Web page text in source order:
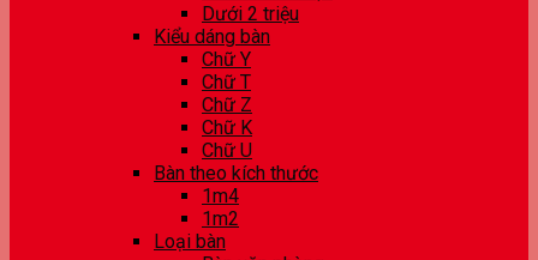
Dưới 2 triệu
Kiểu dáng bàn
Chữ Y
Chữ T
Chữ Z
Chữ K
Chữ U
Bàn theo kích thước
1m4
1m2
Loại bàn